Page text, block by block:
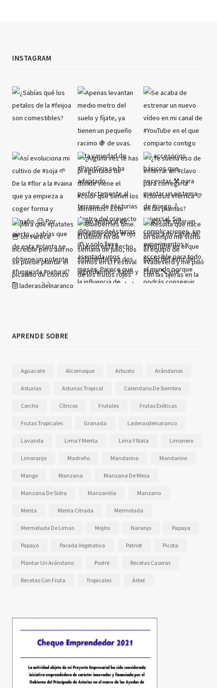
INSTAGRAM
laderasdelnaranco
APRENDE SOBRE
Aguacate Alcornoque Arbusto Arándanos
Asturias Asturias Tropical Calendario De Siembra
Corcho Cítricos Frutales Frutas Exóticas
Frutas Tropicales Granada Laderasdelnaranco
Lavanda Lima Y Menta Lima Y Nata Limonero
Limoranjo Madroño Mandarina Mandarino
Mango Manzana Manzana De Mesa
Manzana De Sidra Manzanilla Manzano
Menta Menta Citrada Mermelada
Mermelada De Limas Mojito Naranjo Papaya
Papayo Parada Vegetativa Patriot Picota
Plantar Un Arándano Postre Recetas Caseras
Recetas Con Fruta Tropicales Árbol